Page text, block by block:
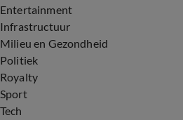
Entertainment
Infrastructuur
Milieu en Gezondheid
Politiek
Royalty
Sport
Tech